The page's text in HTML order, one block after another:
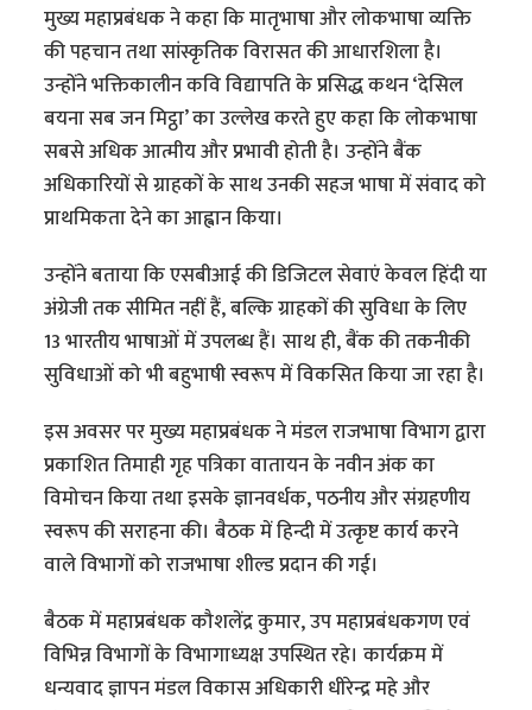
मुख्य महाप्रबंधक ने कहा कि मातृभाषा और लोकभाषा व्यक्ति
की पहचान तथा सांस्कृतिक विरासत की आधारशिला है।
उन्होंने भक्तिकालीन कवि विद्यापति के प्रसिद्ध कथन ‘देसिल
बयना सब जन मिट्ठा’ का उल्लेख करते हुए कहा कि लोकभाषा
सबसे अधिक आत्मीय और प्रभावी होती है। उन्होंने बैंक
अधिकारियों से ग्राहकों के साथ उनकी सहज भाषा में संवाद को
प्राथमिकता देने का आह्वान किया।
उन्होंने बताया कि एसबीआई की डिजिटल सेवाएं केवल हिंदी या
अंग्रेजी तक सीमित नहीं हैं, बल्कि ग्राहकों की सुविधा के लिए
13 भारतीय भाषाओं में उपलब्ध हैं। साथ ही, बैंक की तकनीकी
सुविधाओं को भी बहुभाषी स्वरूप में विकसित किया जा रहा है।
इस अवसर पर मुख्य महाप्रबंधक ने मंडल राजभाषा विभाग द्वारा
प्रकाशित तिमाही गृह पत्रिका वातायन के नवीन अंक का
विमोचन किया तथा इसके ज्ञानवर्धक, पठनीय और संग्रहणीय
स्वरूप की सराहना की। बैठक में हिन्दी में उत्कृष्ट कार्य करने
वाले विभागों को राजभाषा शील्ड प्रदान की गई।
बैठक में महाप्रबंधक कौशलेंद्र कुमार, उप महाप्रबंधकगण एवं
विभिन्न विभागों के विभागाध्यक्ष उपस्थित रहे। कार्यक्रम में
धन्यवाद ज्ञापन मंडल विकास अधिकारी धीरेन्द्र महे और